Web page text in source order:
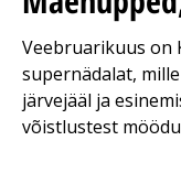
Veebruarikuus on
supernädalat,
järvejääl ja
võistlustest